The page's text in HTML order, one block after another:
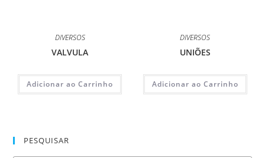
DIVERSOS
VALVULA
Adicionar ao Carrinho
DIVERSOS
UNIÕES
Adicionar ao Carrinho
PESQUISAR